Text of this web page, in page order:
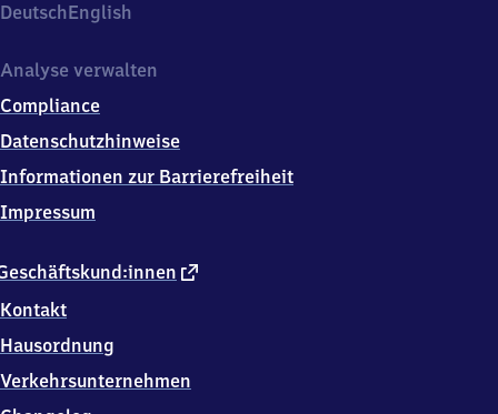
DeutschEnglish
externer
Kontakt
Hausordnung
Verkehrsunternehmen
Analyse verwalten
Compliance
Datenschutzhinweise
Informationen zur Barrierefreiheit
Impressum